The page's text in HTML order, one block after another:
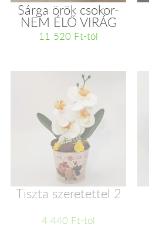
Sárga örök csokor-
NEM ÉLŐ VIRÁG
11 520 Ft-tól
Tiszta szeretettel 2
4 440 Ft-tól